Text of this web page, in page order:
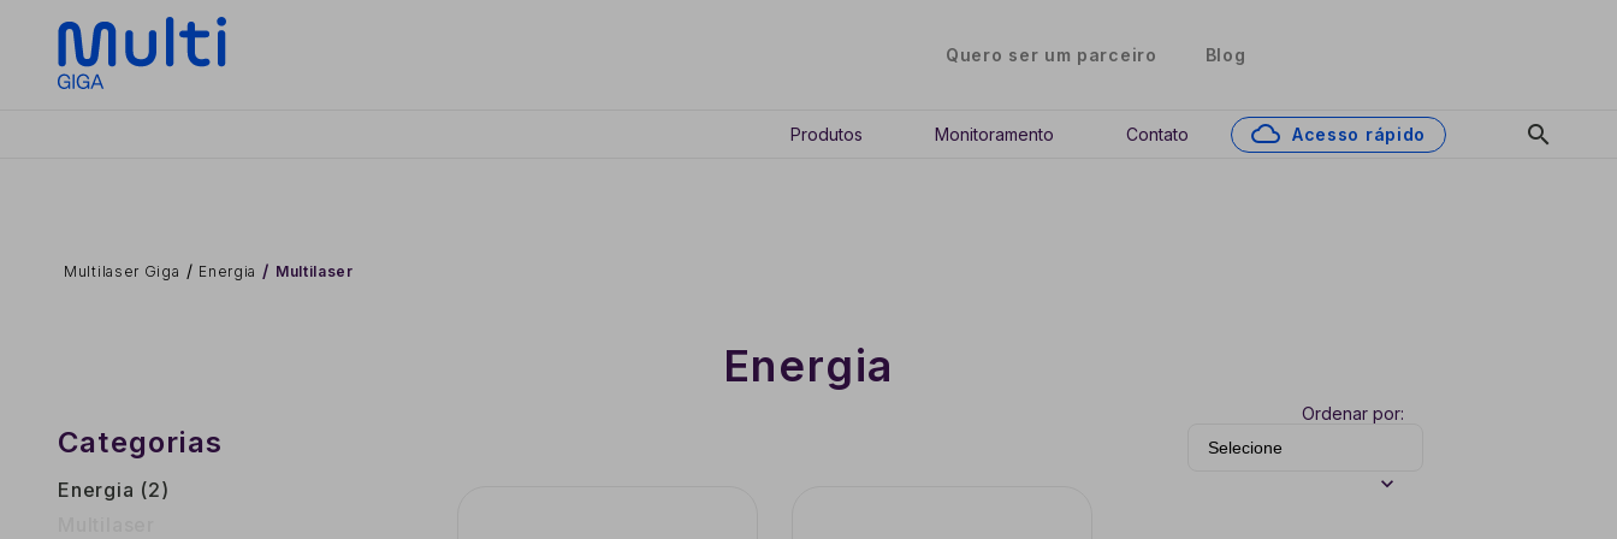
Quero ser um parceiro Blog
Produtos Monitoramento Contato cloud Acesso rápido search
Multilaser Giga Energia Multilaser
Energia
Categorias
Energia (2)
Ordenar por: